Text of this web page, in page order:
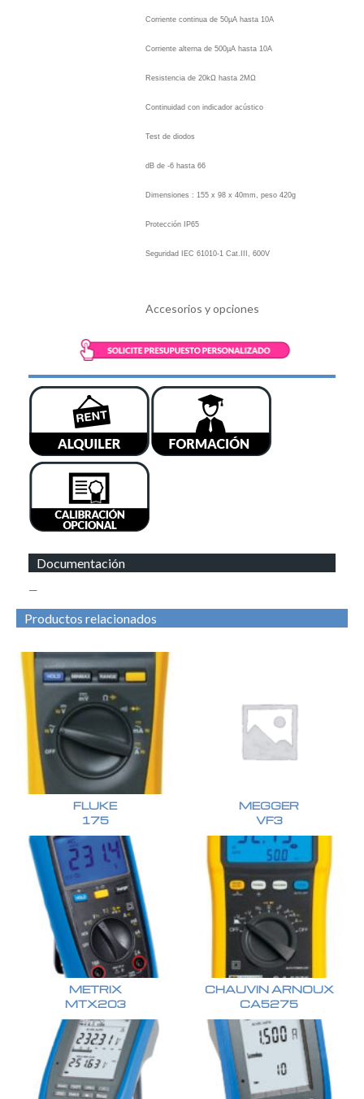
Corriente continua de 50µA hasta 10A
Corriente alterna de 500µA hasta 10A
Resistencia de 20kΩ hasta 2MΩ
Continuidad con indicador acústico
Test de diodos
dB de -6 hasta 66
Dimensiones : 155 x 98 x 40mm, peso 420g
Protección IP65
Seguridad IEC 61010-1 Cat.III, 600V
Accesorios y opciones
Documentación
—
Productos relacionados
FLUKE
175
MEGGER
VF3
METRIX
MTX203
CHAUVIN ARNOUX
CA5275